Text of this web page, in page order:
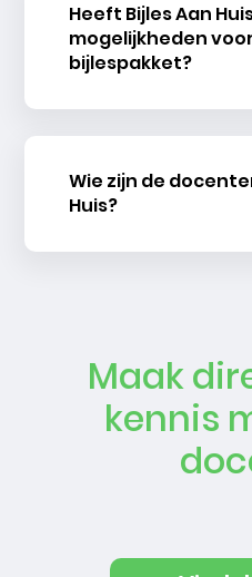
Heeft Bijles Aan
mogelijkheden
bijlespakket?
Wie zijn de
Huis?
Maak
kennis